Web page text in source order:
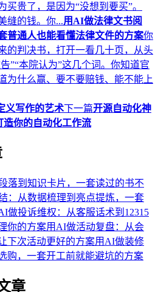
贵了，是因为“没想到要买”。
缝的钱。你...用AI做法律文书阅
普通人也能看懂法律文件的方案你
的判决书，打开一看几十页，从头
”“本院认为”这几个词。你知道官
为什么赢、要不要赔钱、能不能上
义写作的艺术下一篇开源自动化神
造你的自动化工作流
落到知识卡片，一套读过的书不
：从数据梳理到亮点提炼，一套
做投诉维权：从客服话术到12315
你的方案用AI做活动复盘：从会
下次活动更好的方案用AI做装修
购，一套开工前就能避坑的方案
章